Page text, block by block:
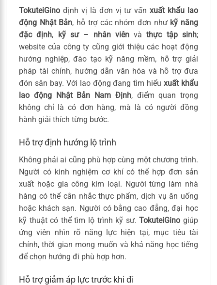
TokuteiGino định vị là đơn vị tư vấnxuất khẩu lao
động Nhật Bản, hỗ trợ các nhóm đơn như kỹ năng
đặc định, kỹ sư – nhân viênvàthực tập sinh;
website của công ty cũng giới thiệu các hoạt động
hướng nghiệp, đào tạo kỹ năng mềm, hỗ trợ giải
pháp tài chính, hướng dẫn văn hóa và hỗ trợ đưa
đón sân bay. Với lao động đang tìm hiểuxuất khẩu
lao động Nhật Bản Nam Định, điểm quan trọng
không chỉ là có đơn hàng, mà là có người đồng
hành giải thích từng bước.
Hỗ trợ định hướng lộ trình
Không phải ai cũng phù hợp cùng một chương trình.
Người có kinh nghiệm cơ khí có thể hợp đơn sản
xuất hoặc gia công kim loại. Người từng làm nhà
hàng có thể cân nhắc thực phẩm, dịch vụ ăn uống
hoặc khách sạn. Người có bằng cao đẳng, đại học
kỹ thuật có thể tìm lộ trình kỹ sư.TokuteiGino giúp
ứng viên nhìn rõ năng lực hiện tại, mục tiêu tài
chính, thời gian mong muốn và khả năng học tiếng
để chọn hướng đi phù hợp hơn.
Hỗ trợ giảm áp lực trước khi đi